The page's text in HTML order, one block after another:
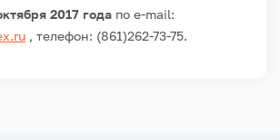
2017 года по e-mail:
, телефон: (861)262-73-75.